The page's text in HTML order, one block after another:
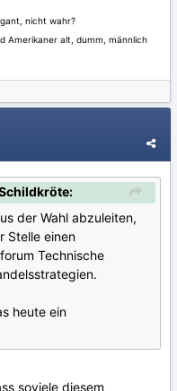
nicht wahr?
Amerikaner alt, dumm, männlich
der Wahl abzuleiten,
Stelle einen
Technische
heute ein
soviele diesem